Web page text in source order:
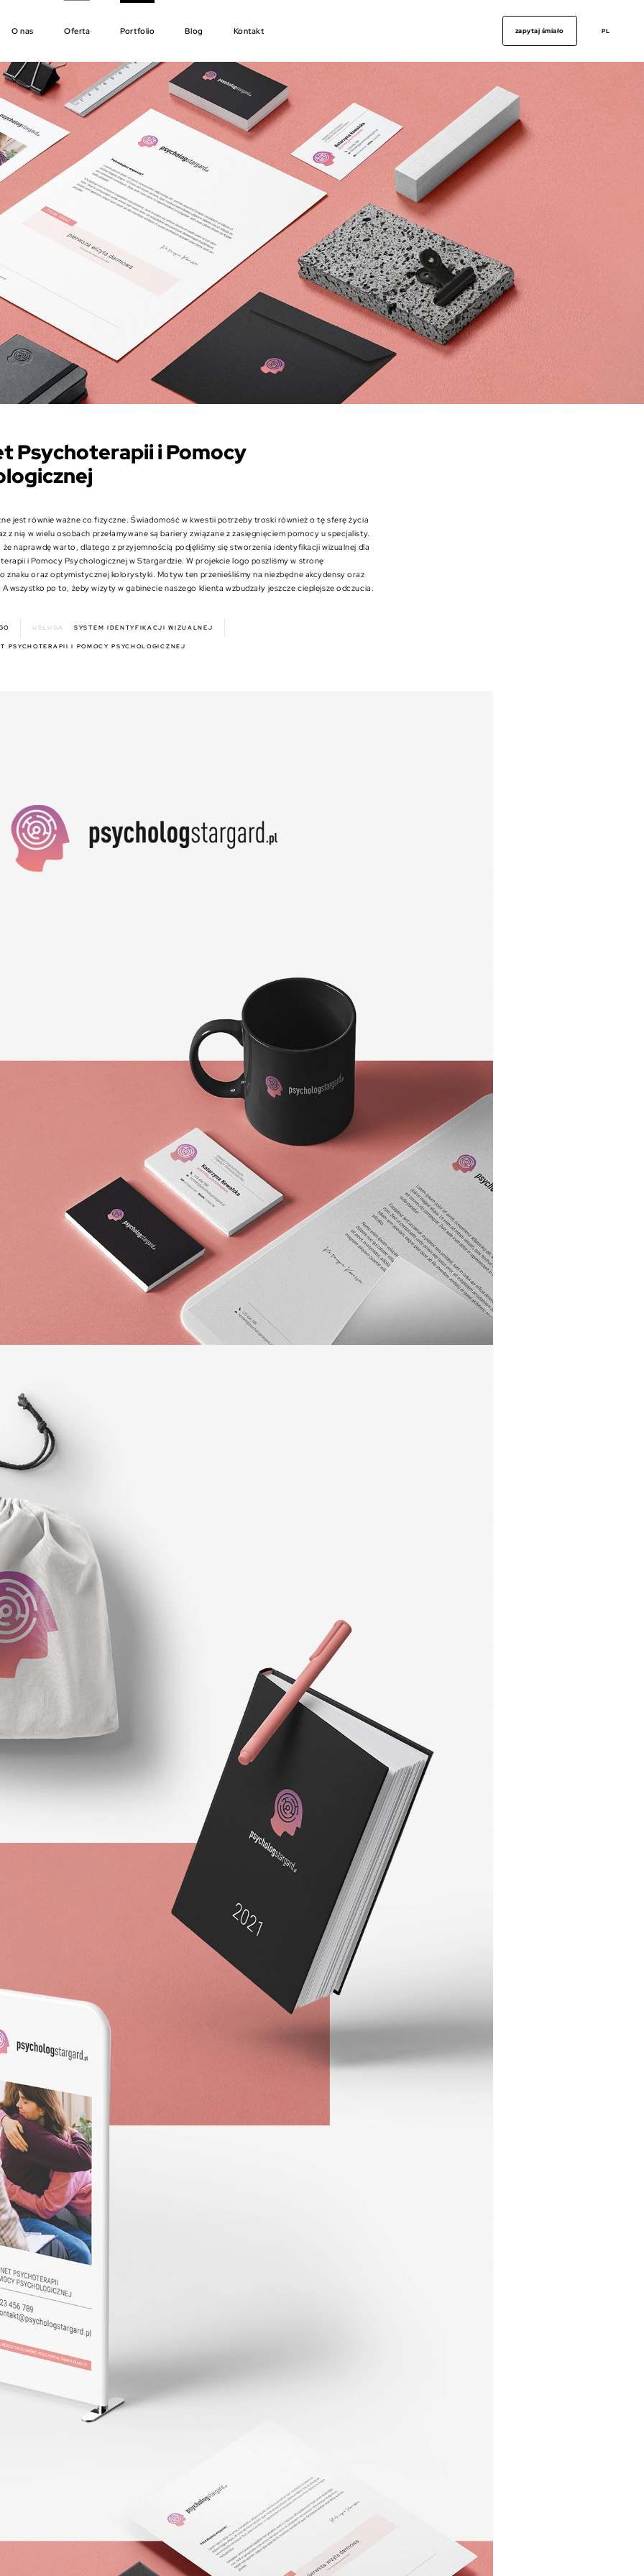
O nas Oferta Portfolio Blog Kontakt zapytaj śmiało PL
Psychoterapii i Pomocy
jest równie ważne co fizyczne. Świadomość w kwestii potrzeby troski również o tę sferę życia
z nią w wielu osobach przełamywane są bariery związane z zasięgnięciem pomocy u specjalisty.
naprawdę warto, dlatego z przyjemnością podjęliśmy się stworzenia identyfikacji wizualnej dla
i Pomocy Psychologicznej w Stargardzie. W projekcie logo poszliśmy w stronę
znaku oraz optymistycznej kolorystyki. Motyw ten przenieśliśmy na niezbędne akcydensy oraz
wszystko po to, żeby wizyty w gabinecie naszego klienta wzbudzały jeszcze cieplejsze odczucia.
USŁUGA SYSTEM IDENTYFIKACJI WIZUALNEJ
PSYCHOTERAPII I POMOCY PSYCHOLOGICZNEJ